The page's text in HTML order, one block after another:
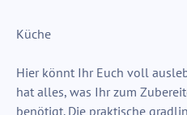
Küche
Hier könnt Ihr Euch voll
hat alles, was Ihr zum
benötigt. Die praktische